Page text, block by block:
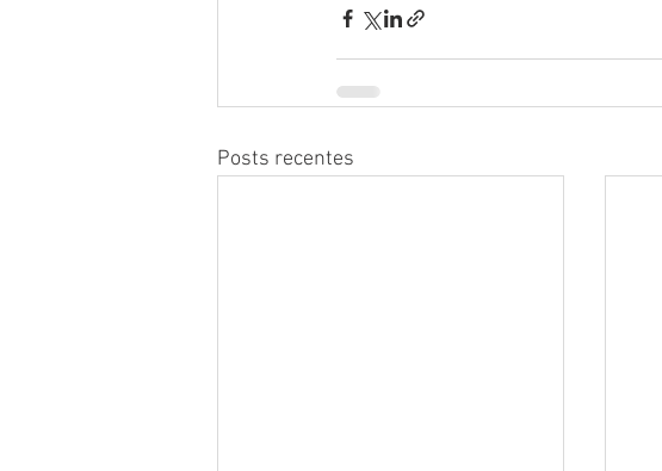
Posts recentes